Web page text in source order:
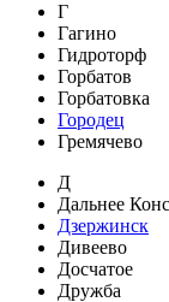
Г
Гагино
Гидроторф
Горбатов
Горбатовка
Городец
Гремячево
Д
Дальнее
Дзержинск
Дивеево
Досчатое
Дружба